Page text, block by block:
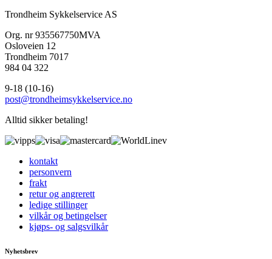
Trondheim Sykkelservice AS
Org. nr 935567750MVA
Osloveien 12
Trondheim 7017
984 04 322
9-18 (10-16)
post@trondheimsykkelservice.no
Alltid sikker betaling!
kontakt
personvern
frakt
retur og angrerett
ledige stillinger
vilkår og betingelser
kjøps- og salgsvilkår
Nyhetsbrev